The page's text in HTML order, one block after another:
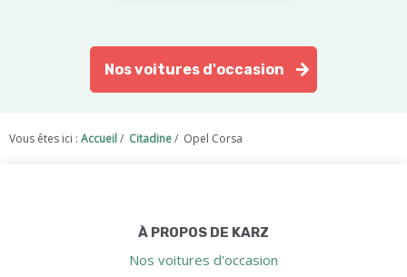
Nos voitures d'occasion
Vous êtes ici : Accueil/ Citadine/ Opel Corsa
À PROPOS DE KARZ
Nos voitures d'occasion